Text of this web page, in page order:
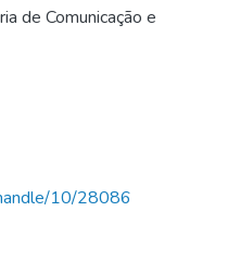
de Comunicação e
10/28086